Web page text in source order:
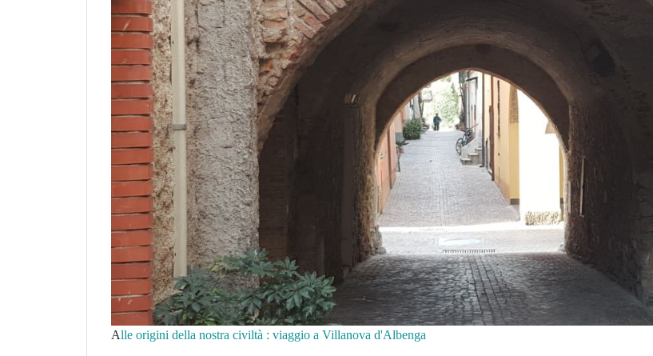
Alle origini della nostra civiltà : viaggio a Villanova d'Albenga